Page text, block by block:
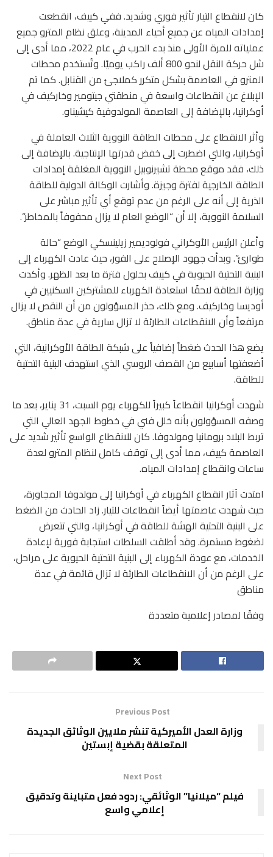
كان لانقطاع التيار تأثير فوري وشديد. ففي كييف، انقطعت
إمدادات المياه عن جميع أحياء المدينة، وعلق نظام المترو جميع
عملياته للمرة الأولى منذ بدء الحرب في عام 2022، مما أدى إلى
شل حركة النقل لنحو 800 ألف راكب يوميًا. وتُستخدم محطات
المترو في العاصمة بشكل متكرر كملاجئ من القنابل. كما تم
الإبلاغ عن انقطاعات واسعة في منطقتي جيتومير وخاركيف في
أوكرانيا، بالإضافة إلى العاصمة المولدوفية كيشيناو.
وأثر الانقطاع على محطات الطاقة النووية الثلاث العاملة في
أوكرانيا، والتي اضطرت إلى خفض قدرتها الإنتاجية. بالإضافة إلى
ذلك، فقد موقع محطة تشيرنوبيل النووية المغلقة إمدادات
الطاقة الخارجية لفترة وجيزة. وأشارت الوكالة الدولية للطاقة
الذرية إلى أنه على الرغم من عدم توقع أي تأثير مباشر على
السلامة النووية، إلا أن “الوضع العام لا يزال محفوفاً بالمخاطر”.
وأعلن الرئيس الأوكراني فولوديمير زيلينسكي الوضع “حالة
طوارئ”. وبدأت جهود الإصلاح على الفور، حيث عادت الكهرباء إلى
البنية التحتية الحيوية في كييف بحلول فترة ما بعد الظهر. وأكدت
وزارة الطاقة لاحقًا استعادة الكهرباء للمشتركين السكنيين في
أوديسا وخاركيف. ومع ذلك، حذر المسؤولون من أن النقص لا يزال
مرتفعاً وأن الانقطاعات الطارئة لا تزال سارية في عدة مناطق.
يضع هذا الحدث ضغطاً إضافياً على شبكة الطاقة الأوكرانية، التي
أضعفتها أسابيع من القصف الروسي الذي استهدف البنية التحتية
للطاقة.
شهدت أوكرانيا انقطاعاً كبيراً للكهرباء يوم السبت، 31 يناير، بعد ما
وصفه المسؤولون بأنه خلل فني في خطوط الجهد العالي التي
تربط البلاد برومانيا ومولدوفا. كان للانقطاع الواسع تأثير شديد على
العاصمة كييف، مما أدى إلى توقف كامل لنظام المترو لعدة
ساعات وانقطاع إمدادات المياه.
امتدت آثار انقطاع الكهرباء في أوكرانيا إلى مولدوفا المجاورة،
حيث شهدت عاصمتها أيضاً انقطاعات للتيار. زاد الحادث من الضغط
على البنية التحتية الهشة للطاقة في أوكرانيا، والتي تتعرض
لضغوط مستمرة. وقد أطلقت السلطات استجابة فورية لإعادة
الخدمات، مع عودة الكهرباء إلى البنية التحتية الحيوية على مراحل،
على الرغم من أن الانقطاعات الطارئة لا تزال قائمة في عدة
مناطق
وفقًا لمصادر إعلامية متعددة
Previous Post
وزارة العدل الأميركية تنشر ملايين الوثائق الجديدة
المتعلقة بقضية إبستين
Next Post
فيلم “ميلانيا” الوثائقي: ردود فعل متباينة وتدقيق
إعلامي واسع